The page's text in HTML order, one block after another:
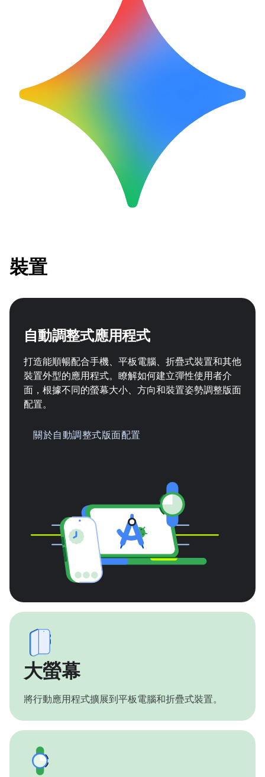
裝置
自動調整式應用程式
打造能順暢配合手機、平板電腦、折疊式裝置和其他
裝置外型的應用程式。瞭解如何建立彈性使用者介
面，根據不同的螢幕大小、方向和裝置姿勢調整版面
配置。
關於自動調整式版面配置
大螢幕
將行動應用程式擴展到平板電腦和折疊式裝置。